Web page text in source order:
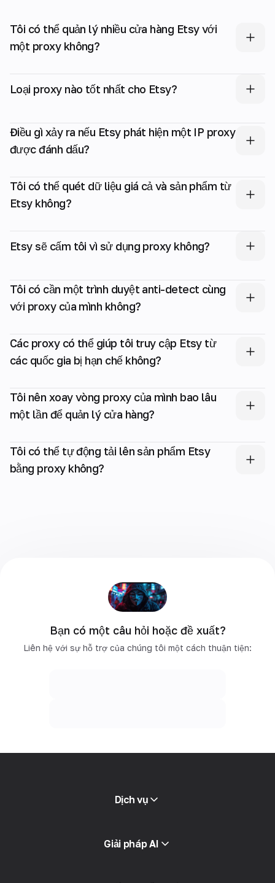
Tôi có thể quản lý nhiều cửa hàng Etsy với
một proxy không?
Loại proxy nào tốt nhất cho Etsy?
Điều gì xảy ra nếu Etsy phát hiện một IP proxy
được đánh dấu?
Tôi có thể quét dữ liệu giá cả và sản phẩm từ
Etsy không?
Etsy sẽ cấm tôi vì sử dụng proxy không?
Tôi có cần một trình duyệt anti-detect cùng
với proxy của mình không?
Các proxy có thể giúp tôi truy cập Etsy từ
các quốc gia bị hạn chế không?
Tôi nên xoay vòng proxy của mình bao lâu
một lần để quản lý cửa hàng?
Tôi có thể tự động tải lên sản phẩm Etsy
bằng proxy không?
Bạn có một câu hỏi hoặc đề xuất?
Liên hệ với sự hỗ trợ của chúng tôi một cách thuận tiện:
Dịch vụ
Proxy di động
Proxy dân cư
Giải pháp AI